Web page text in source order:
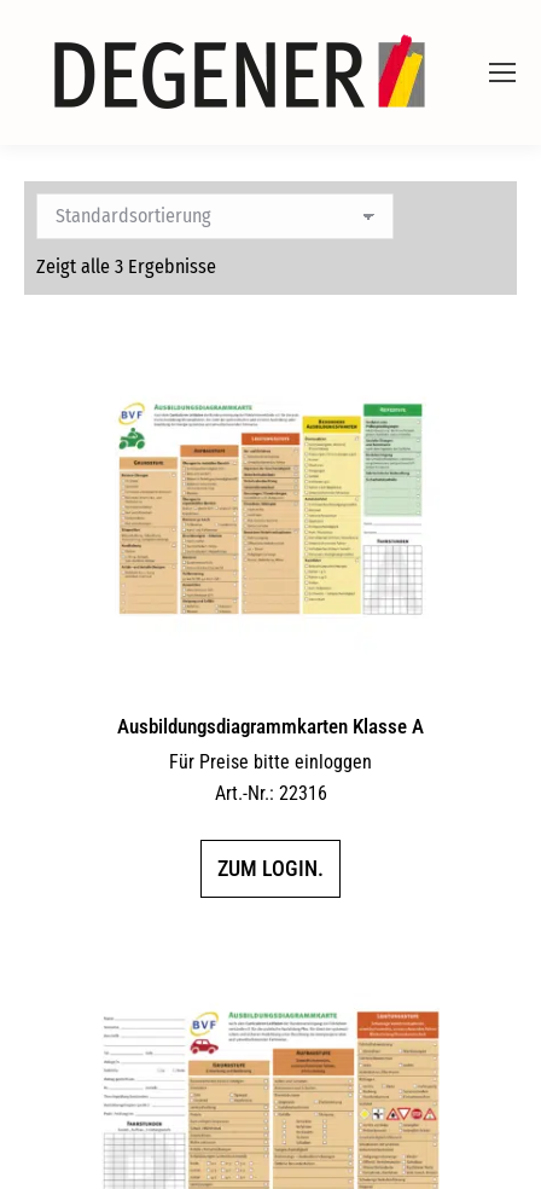
Zeigt alle 3 Ergebnisse
Ausbildungs­dia­gramm­karten Klasse A
Für Preise bitte einloggen
Art.-Nr.: 22316
ZUM LOGIN.